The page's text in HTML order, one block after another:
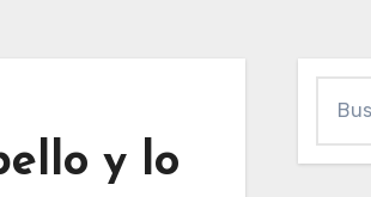
y lo